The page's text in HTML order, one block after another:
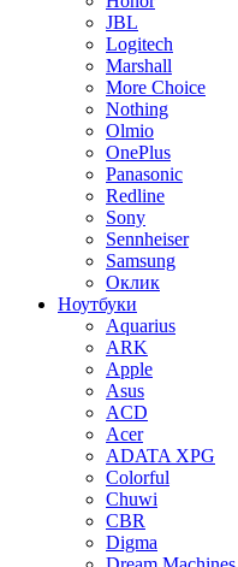
JBL
Logitech
Marshall
More Choice
Nothing
Olmio
OnePlus
Panasonic
Redline
Sony
Sennheiser
Samsung
Оклик
Ноутбуки
Aquarius
ARK
Apple
Asus
ACD
Acer
ADATA XPG
Colorful
Chuwi
CBR
Digma